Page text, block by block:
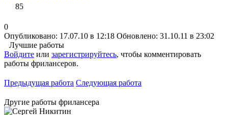
85
0
Опубликовано: 17.07.10 в 12:18 Обновлено: 31.10.11 в 23:02
Лучшие работы
Войдите или зарегистрируйтесь, чтобы комментировать
работы фрилансеров.
Предыдущая работа Следующая работа
Другие работы фрилансера